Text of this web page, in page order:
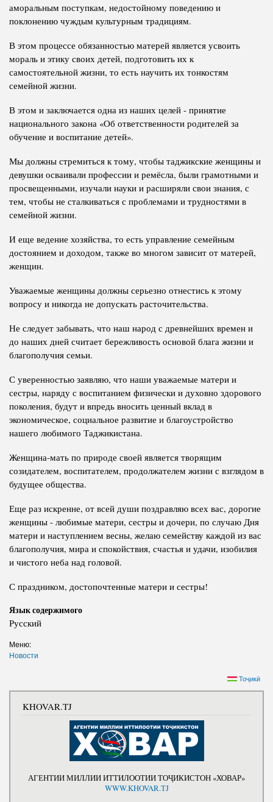
аморальным поступкам, недостойному поведению и
поклонению чуждым культурным традициям.
В этом процессе обязанностью матерей является усвоить
мораль и этику своих детей, подготовить их к
самостоятельной жизни, то есть научить их тонкостям
семейной жизни.
В этом и заключается одна из наших целей - принятие
национального закона «Об ответственности родителей за
обучение и воспитание детей».
Мы должны стремиться к тому, чтобы таджикские женщины и
девушки осваивали профессии и ремёсла, были грамотными и
просвещенными, изучали науки и расширяли свои знания, с
тем, чтобы не сталкиваться с проблемами и трудностями в
семейной жизни.
И еще ведение хозяйства, то есть управление семейным
достоянием и доходом, также во многом зависит от матерей,
женщин.
Уважаемые женщины должны серьезно отнестись к этому
вопросу и никогда не допускать расточительства.
Не следует забывать, что наш народ с древнейших времен и
до наших дней считает бережливость основой блага жизни и
благополучия семьи.
С уверенностью заявляю, что наши уважаемые матери и
сестры, наряду с воспитанием физически и духовно здорового
поколения, будут и впредь вносить ценный вклад в
экономическое, социальное развитие и благоустройство
нашего любимого Таджикистана.
Женщина-мать по природе своей является творящим
созидателем, воспитателем, продолжателем жизни с взглядом в
будущее общества.
Еще раз искренне, от всей души поздравляю всех вас, дорогие
женщины - любимые матери, сестры и дочери, по случаю Дня
матери и наступлением весны, желаю семейству каждой из вас
благополучия, мира и спокойствия, счастья и удачи, изобилия
и чистого неба над головой.
С праздником, достопочтенные матери и сестры!
Язык содержимого
Русский
Меню:
Новости
Тоҷикӣ
KHOVAR.TJ
АГЕНТИИ МИЛЛИИ ИТТИЛООТИИ ТОҶИКИСТОН «ХОВАР»
WWW.KHOVAR.TJ